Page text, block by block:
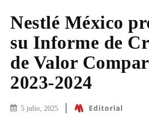
Nestlé México
su Informe de
de Valor
2023-2024
5 julio, 2025 Editorial